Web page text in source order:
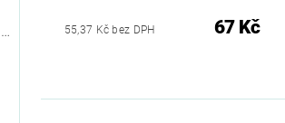
Hana Podborská TRIXIE 55,37 Kč bez DPH 67 Kč